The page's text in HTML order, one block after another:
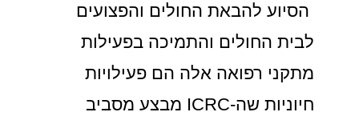
הסיוע להבאת החולים והפצועים
לבית החולים והתמיכה בפעילות
מתקני רפואה אלה הם פעילויות
חיוניות שה-ICRC מבצע מסביב